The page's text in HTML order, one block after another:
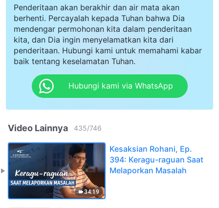
Penderitaan akan berakhir dan air mata akan
berhenti. Percayalah kepada Tuhan bahwa Dia
mendengar permohonan kita dalam penderitaan
kita, dan Dia ingin menyelamatkan kita dari
penderitaan. Hubungi kami untuk memahami kabar
baik tentang keselamatan Tuhan.
Hubungi kami via WhatsApp
Video Lainnya 435/746
34:19
Kesaksian Rohani, Ep.
394: Keragu-raguan Saat
Melaporkan Masalah